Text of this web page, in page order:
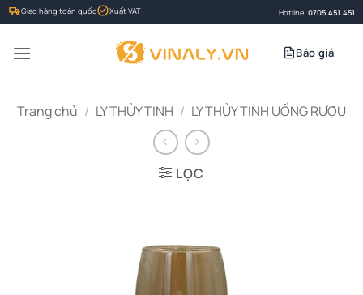
Bỏ
qua
nội
Giao hàng toàn quốc Xuất VAT Hotline: 0705.451.451
Báo giá
Trang chủ / LY THỦY TINH / LY THỦY TINH UỐNG RƯỢU
LỌC